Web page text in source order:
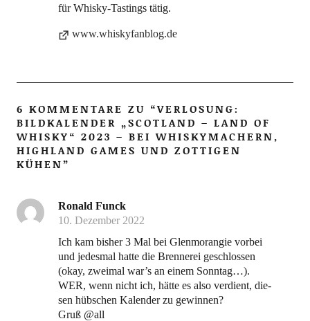
für Whisky-Tastings tätig.
www.whiskyfanblog.de
6 KOMMENTARE ZU “VERLOSUNG:
BILDKALENDER „SCOTLAND – LAND OF
WHISKY“ 2023 – BEI WHISKYMACHERN,
HIGHLAND GAMES UND ZOTTIGEN
KÜHEN”
Ronald Funck
10. Dezember 2022
Ich kam bis­her 3 Mal bei Glen­mo­ran­gie vor­bei
und jedes­mal hat­te die Bren­ne­rei geschlos­sen
(okay, zwei­mal war’s an einem Sonn­tag…).
WER, wenn nicht ich, hät­te es also ver­dient, die­
sen hüb­schen Kalen­der zu gewinnen?
Gruß @all